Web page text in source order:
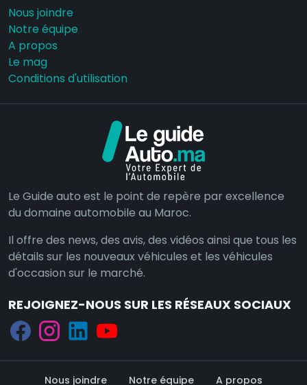
Nous joindre
Notre équipe
A propos
Le mag
Conditions d'utilisation
Le Guide auto est le point de repère par excellence
du domaine automobile au Maroc.
Il offre des news, des avis, des vidéos ainsi que tous les
détails sur les nouveaux véhicules et les véhicules
d'occasion sur le marché.
REJOIGNEZ-NOUS SUR LES RÉSEAUX SOCIAUX
Nous joindre Notre équipe A propos